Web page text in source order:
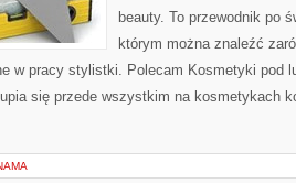
beauty. To przewodnik po
którym można znaleźć
w pracy stylistki. Polecam Kosmetyki pod
się przede wszystkim na kosmetykach